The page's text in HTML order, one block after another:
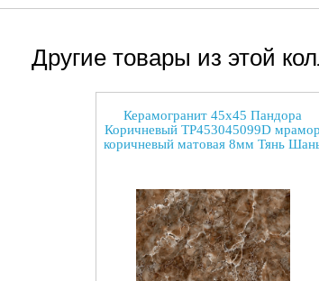
Другие товары из этой
Керамогранит 45x45 Пандора
Коричневый TP453045099D мрамор
коричневый матовая 8мм Тянь